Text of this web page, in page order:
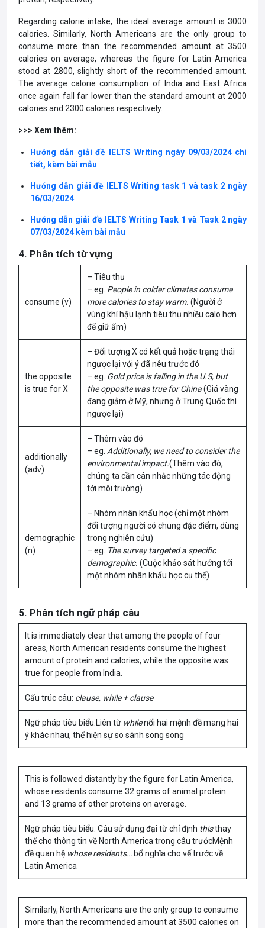
Regarding calorie intake, the ideal average amount is 3000
calories. Similarly, North Americans are the only group to
consume more than the recommended amount at 3500
calories on average, whereas the figure for Latin America
stood at 2800, slightly short of the recommended amount.
The average calorie consumption of India and East Africa
once again fall far lower than the standard amount at 2000
calories and 2300 calories respectively.
>>> Xem thêm:
Hướng dẫn giải đề IELTS Writing ngày 09/03/2024 chi
tiết, kèm bài mẫu
Hướng dẫn giải đề IELTS Writing task 1 và task 2 ngày
16/03/2024
Hướng dẫn giải đề IELTS Writing Task 1 và Task 2 ngày
07/03/2024 kèm bài mẫu
4. Phân tích từ vựng
consume (v)
– Tiêu thụ
– eg. People in colder climates consume
more calories to stay warm. (Người ở
vùng khí hậu lạnh tiêu thụ nhiều calo hơn
để giữ ấm)
the opposite
is true for X
– Đối tượng X có kết quả hoặc trạng thái
ngược lại với ý đã nêu trước đó
– eg. Gold price is falling in the U.S, but
the opposite was true for China(Giá vàng
đang giảm ở Mỹ, nhưng ở Trung Quốc thì
ngược lại)
additionally
(adv)
– Thêm vào đó
– eg. Additionally, we need to consider the
environmental impact.(Thêm vào đó,
chúng ta cần cân nhắc những tác động
tới môi trường)
demographic
(n)
– Nhóm nhân khẩu học (chỉ một nhóm
đối tượng người có chung đặc điểm, dùng
trong nghiên cứu)
– eg. The survey targeted a specific
demographic. (Cuộc khảo sát hướng tới
một nhóm nhân khẩu học cụ thể)
5. Phân tích ngữ pháp câu
It is immediately clear that among the people of four
areas, North American residents consume the highest
amount of protein and calories, while the opposite was
true for people from India.
Cấu trúc câu: clause, while + clause
Ngữ pháp tiêu biểu:Liên từ whilenối hai mệnh đề mang hai
ý khác nhau, thể hiện sự so sánh song song
This is followed distantly by the figure for Latin America,
whose residents consume 32 grams of animal protein
and 13 grams of other proteins on average.
Ngữ pháp tiêu biểu: Câu sử dụng đại từ chỉ định thisthay
thế cho thông tin về North America trong câu trướcMệnh
đề quan hệ whose residents… bổ nghĩa cho vế trước về
Latin America
Similarly, North Americans are the only group to consume
more than the recommended amount at 3500 calories on